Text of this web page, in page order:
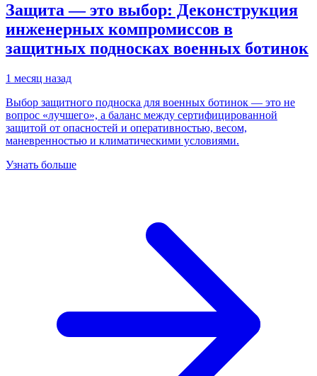
Защита — это выбор: Деконструкция
инженерных компромиссов в
защитных подносках военных ботинок
1 месяц назад
Выбор защитного подноска для военных ботинок — это не
вопрос «лучшего», а баланс между сертифицированной
защитой от опасностей и оперативностью, весом,
маневренностью и климатическими условиями.
Узнать больше